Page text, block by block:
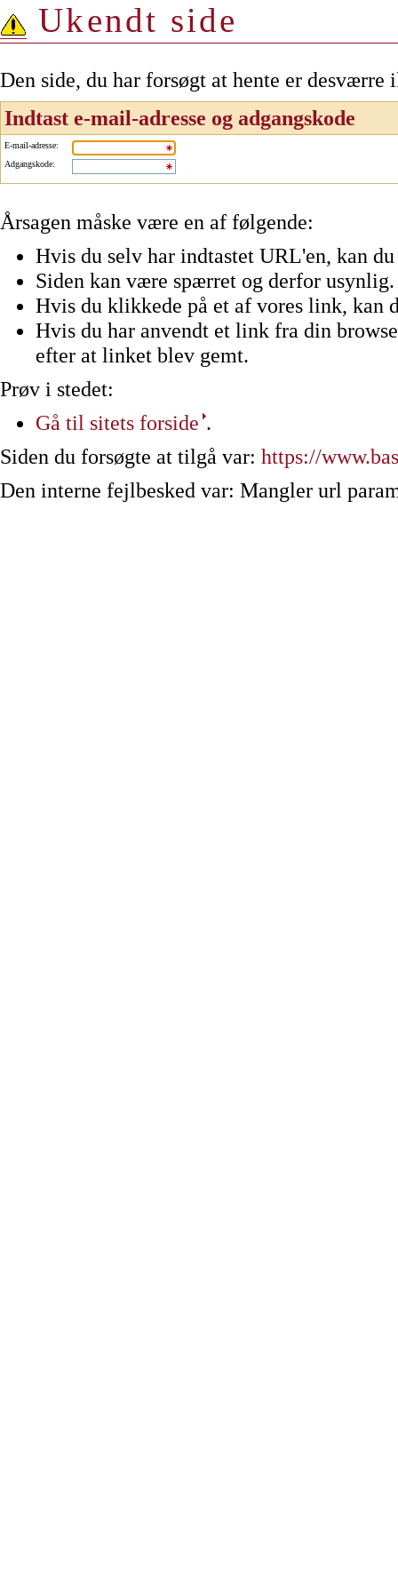
Ukendt side
Den side, du har forsøgt at hente er
Indtast e-mail-adresse og adgangskode
E-mail-adresse:
Adgangskode:
Årsagen måske være en af følgende:
Hvis du selv har indtastet URL'en, kan
Siden kan være spærret og derfor usynlig.
Hvis du klikkede på et af vores link, kan
Hvis du har anvendt et link fra din
efter at linket blev gemt.
Prøv i stedet:
Gå til sitets forside .
Siden du forsøgte at tilgå var: https://
Den interne fejlbesked var: Mangler url